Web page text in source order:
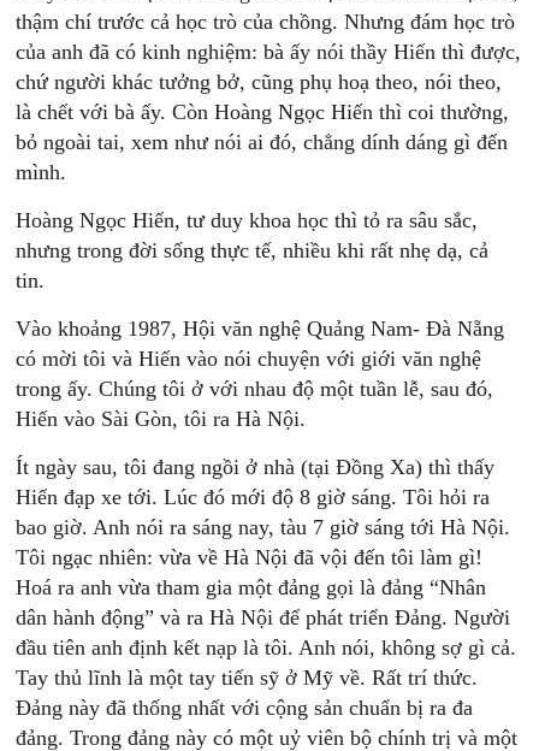
thậm chí trước cả học trò của chồng. Nhưng đám học trò
của anh đã có kinh nghiệm: bà ấy nói thầy Hiến thì được,
chứ người khác tưởng bở, cũng phụ hoạ theo, nói theo,
là chết với bà ấy. Còn Hoàng Ngọc Hiến thì coi thường,
bỏ ngoài tai, xem như nói ai đó, chẳng dính dáng gì đến
mình.
Hoàng Ngọc Hiến, tư duy khoa học thì tỏ ra sâu sắc,
nhưng trong đời sống thực tế, nhiều khi rất nhẹ dạ, cả
tin.
Vào khoảng 1987, Hội văn nghệ Quảng Nam- Đà Nẵng
có mời tôi và Hiến vào nói chuyện với giới văn nghệ
trong ấy. Chúng tôi ở với nhau độ một tuần lễ, sau đó,
Hiến vào Sài Gòn, tôi ra Hà Nội.
Ít ngày sau, tôi đang ngồi ở nhà (tại Đồng Xa) thì thấy
Hiến đạp xe tới. Lúc đó mới độ 8 giờ sáng. Tôi hỏi ra
bao giờ. Anh nói ra sáng nay, tàu 7 giờ sáng tới Hà Nội.
Tôi ngạc nhiên: vừa về Hà Nội đã vội đến tôi làm gì!
Hoá ra anh vừa tham gia một đảng gọi là đảng “Nhân
dân hành động” và ra Hà Nội để phát triển Đảng. Người
đầu tiên anh định kết nạp là tôi. Anh nói, không sợ gì cả.
Tay thủ lĩnh là một tay tiến sỹ ở Mỹ về. Rất trí thức.
Đảng này đã thống nhất với cộng sản chuẩn bị ra đa
đảng. Trong đảng này có một uỷ viên bộ chính trị và một